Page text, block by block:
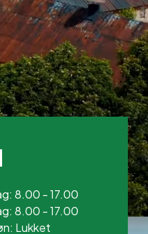
8.00 - 17.00
8.00 - 17.00
Lukket